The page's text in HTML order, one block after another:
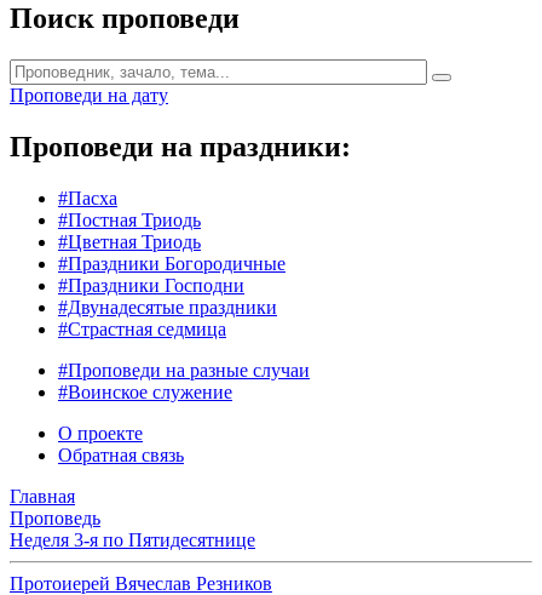
Поиск проповеди
Проповеди на дату
Проповеди на праздники:
#Пасха
#Постная Триодь
#Цветная Триодь
#Праздники Богородичные
#Праздники Господни
#Двунадесятые праздники
#Страстная седмица
#Проповеди на разные случаи
#Воинское служение
О проекте
Обратная связь
Главная
Проповедь
Неделя 3-я по Пятидесятнице
Протоиерей Вячеслав Резников